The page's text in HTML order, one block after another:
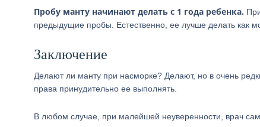
Пробу манту начинают делать с 1 года ребенка.
предыдущие пробы. Естественно, ее лучше делать как
Заключение
Делают ли манту при насморке? Делают, но в очень
права принудительно ее выполнять.
В любом случае, при малейшей неуверенности, врач